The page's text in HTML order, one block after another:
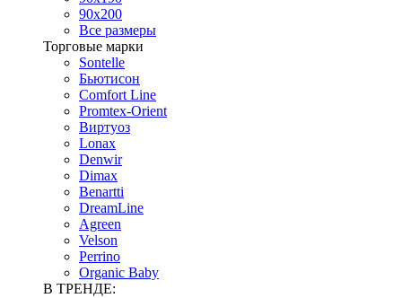
90х200
Все размеры
Торговые марки
Sontelle
Бьютисон
Comfort Line
Promtex-Orient
Виртуоз
Lonax
Denwir
Dimax
Benartti
DreamLine
Agreen
Velson
Perrino
Organic Baby
В ТРЕНДЕ: